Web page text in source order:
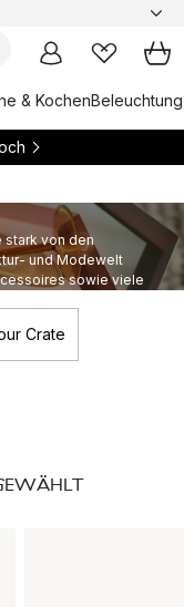
& KochenBeleuchtung
stark von den
und Modewelt
sowie viele
Crate